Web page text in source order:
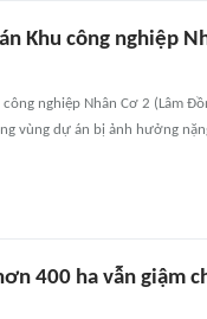
Khu công nghiệp
nghiệp Nhân Cơ 2 (Lâm
vùng dự án bị ảnh hưởng
400 ha vẫn giậm